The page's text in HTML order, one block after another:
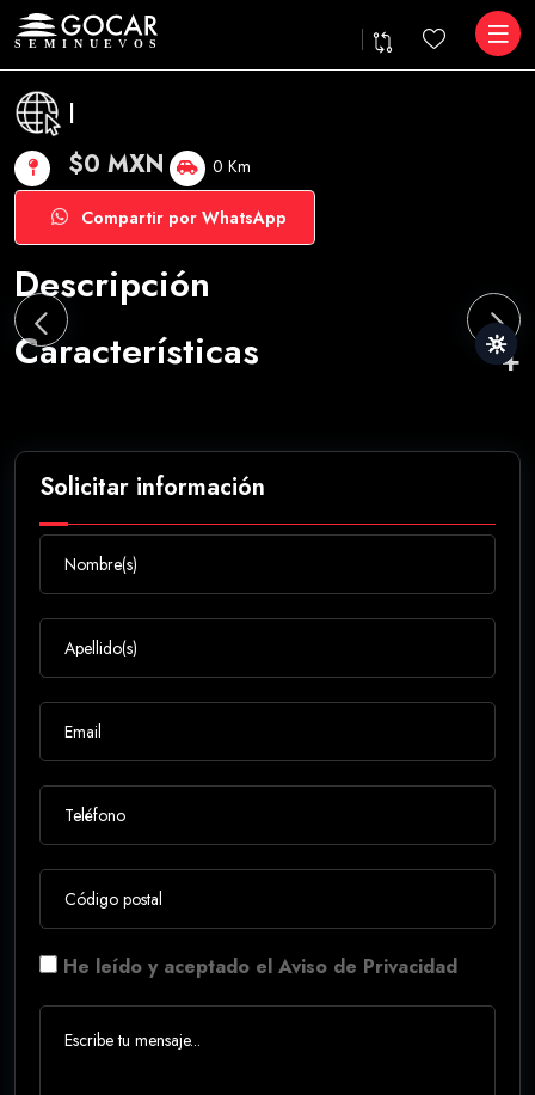
|
$0 MXN 0 Km
Compartir por WhatsApp
Descripción
Características
Solicitar información
He leído y aceptado el Aviso de Privacidad